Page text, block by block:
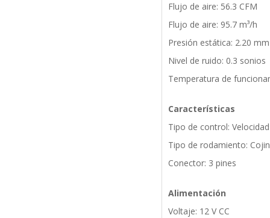
Flujo de aire: 56.3 CFM
Flujo de aire: 95.7 m³/h
Presión estática: 2.20
Nivel de ruido: 0.3 sonios
Temperatura de
Características
Tipo de control:
Tipo de rodamiento:
Conector: 3 pines
Alimentación
Voltaje: 12 V CC